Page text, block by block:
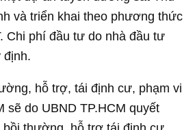
và triển khai theo phương thức
Chi phí đầu tư do nhà đầu tư
định.
hỗ trợ, tái định cư, phạm vi
sẽ do UBND TP.HCM quyết